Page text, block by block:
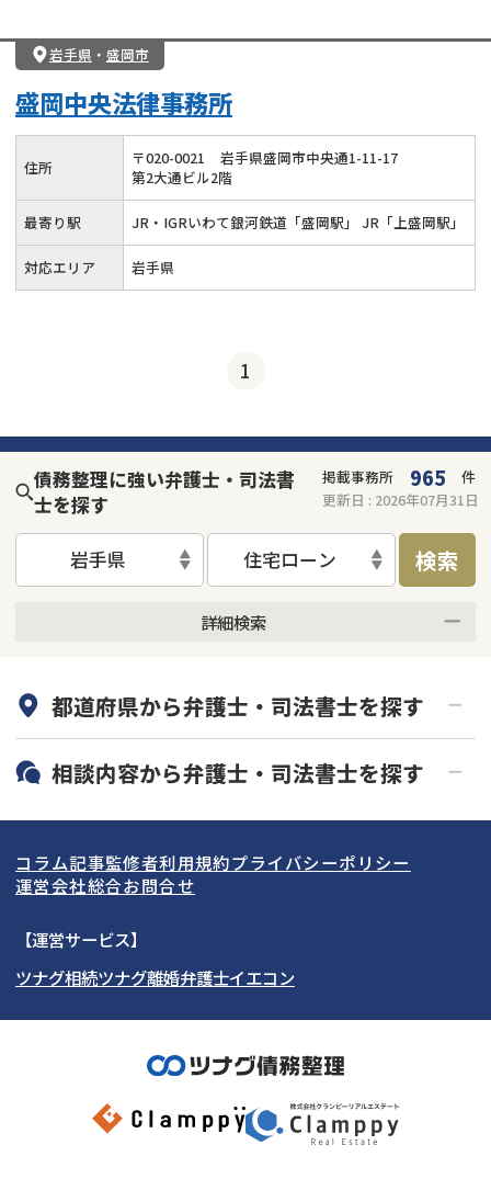
岩手県 ・ 盛岡市
盛岡中央法律事務所
住所 〒020-0021
岩手県盛岡市中央通1-11-17
第2大通ビル2階
最寄り駅 JR・IGRいわて銀河鉄道「盛岡駅」 JR「上盛岡駅」
対応エリア 岩手県
1
債務整理に強い弁護士・司法書
士を探す
掲載事務所 965
件
更新日 : 2026年07月31日
岩手県 住宅ローン 検索
詳細検索
初回相談無料
土日祝の相談可能
都道府県から弁護士・司法書士を探す
北海道・東北
北海道 青森県
岩手県 宮城県
秋田県
福島県
関東
東京都 神奈川県
埼玉県
茨城県 群馬県
東海
愛知県
岐阜県 山梨県
関西
大阪府 京都府
奈良県
和歌山県
北陸・甲信越
石川県
富山県
岡山県
九州・沖縄
相談内容から弁護士・司法書士を探す
任意整理
個人再生
会社破産・法人破産
消費者金融・サラ金
カードローン・クレジッ
ト会社
奨学金
コラム記事監修者利用規約プライバシーポリシー
運営会社総合お問合せ
【運営サービス】
ツナグ相続ツナグ離婚弁護士イエコン